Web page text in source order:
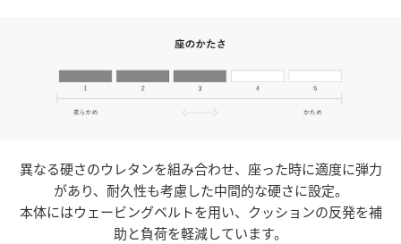
異なる硬さのウレタンを組み合わせ、座った時に適度に弾力
があり、耐久性も考慮した中間的な硬さに設定。
本体にはウェービングベルトを用い、クッションの反発を補
助と負荷を軽減しています。